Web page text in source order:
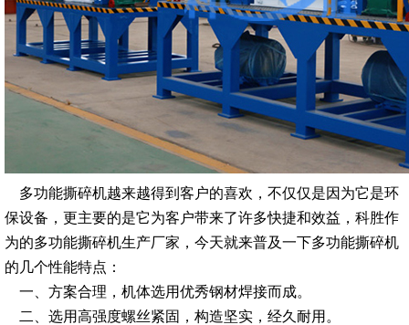
多功能撕碎机越来越得到客户的喜欢，不仅仅是因为它是环
保设备，更主要的是它为客户带来了许多快捷和效益，科胜作
为的多功能撕碎机生产厂家，今天就来普及一下多功能撕碎机
的几个性能特点：
一、方案合理，机体选用优秀钢材焊接而成。
二、选用高强度螺丝紧固，构造坚实，经久耐用。